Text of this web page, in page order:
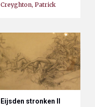
Creyghton, Patrick
Eijsden stronken II